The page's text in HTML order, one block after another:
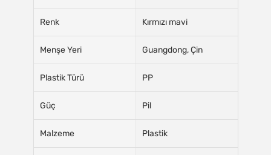
Renk Kırmızı mavi
Menşe Yeri Guangdong, Çin
Plastik Türü PP
Güç Pil
Malzeme Plastik